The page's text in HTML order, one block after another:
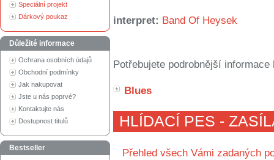
Speciální projekt
Dárkový poukaz
Důležité informace
Ochrana osobních údajů
Obchodní podmínky
Jak nakupovat
Jste u nás poprvé?
Kontaktujte nás
Dostupnost titulů
Bestseller
interpret: Band Of Heysek
Potřebujete podrobnější
Blues
HLÍDACÍ PES -
Přehled všech Vámi zadaných